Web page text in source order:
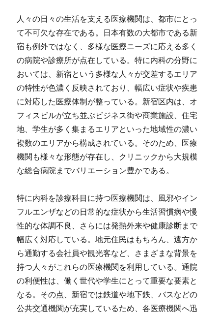
人々の日々の生活を支える医療機関は、都市にとっ
て不可欠な存在である。 日本有数の大都市である新
宿も例外ではなく、多様な医療ニーズに応える多く
の病院や診療所が点在している。特に内科の分野に
おいては、新宿という多様な人々が交差するエリア
の特性が色濃く反映されており、幅広い症状や疾患
に対応した医療体制が整っている。新宿区内は、オ
フィスビルが立ち並ぶビジネス街や商業施設、住宅
地、学生が多く集まるエリアといった地域性の濃い
複数のエリアから構成されている。そのため、医療
機関も様々な形態が存在し、クリニックから大規模
な総合病院までバリエーション豊かである。
特に内科を診療科目に持つ医療機関は、風邪やイン
フルエンザなどの日常的な症状から生活習慣病や慢
性的な体調不良、さらには発熱外来や健康診断まで
幅広く対応している。地元住民はもちろん、遠方か
ら通勤する会社員や観光客など、さまざまな背景を
持つ人々がこれらの医療機関を利用している。通院
の利便性は、働く世代や学生にとって重要な要素と
なる。その点、新宿では鉄道や地下鉄、バスなどの
公共交通機関が充実しているため、各医療機関へ迅